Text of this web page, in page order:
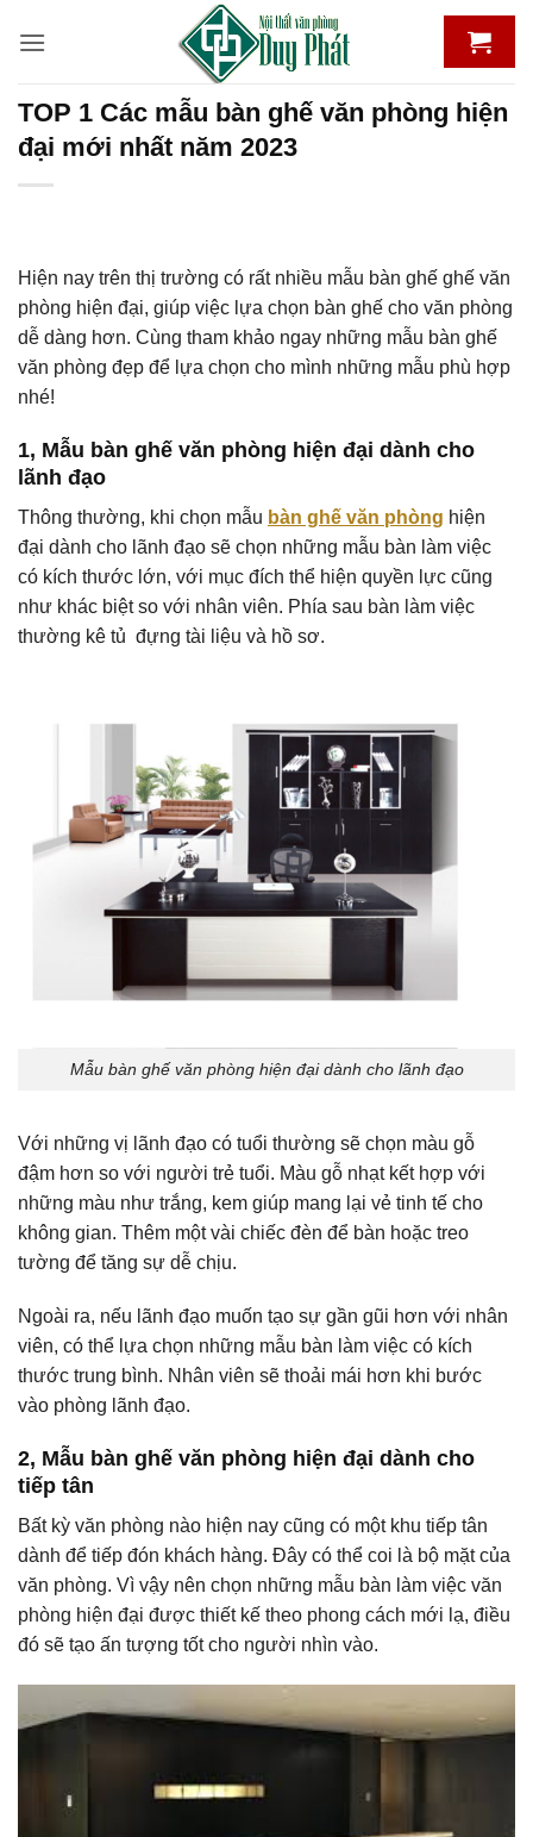
qua
dungTOP 1 Các mẫu bàn ghế văn phòng hiện
đại mới nhất năm 2023
Hiện nay trên thị trường có rất nhiều mẫu bàn ghế ghế văn
phòng hiện đại, giúp việc lựa chọn bàn ghế cho văn phòng
dễ dàng hơn. Cùng tham khảo ngay những mẫu bàn ghế
văn phòng đẹp để lựa chọn cho mình những mẫu phù hợp
nhé!
1, Mẫu bàn ghế văn phòng hiện đại dành cho
lãnh đạo
Thông thường, khi chọn mẫu bàn ghế văn phòng hiện
đại dành cho lãnh đạo sẽ chọn những mẫu bàn làm việc
có kích thước lớn, với mục đích thể hiện quyền lực cũng
như khác biệt so với nhân viên. Phía sau bàn làm việc
thường kê tủ đựng tài liệu và hồ sơ.
Mẫu bàn ghế văn phòng hiện đại dành cho lãnh đạo
Với những vị lãnh đạo có tuổi thường sẽ chọn màu gỗ
đậm hơn so với người trẻ tuổi. Màu gỗ nhạt kết hợp với
những màu như trắng, kem giúp mang lại vẻ tinh tế cho
không gian. Thêm một vài chiếc đèn để bàn hoặc treo
tường để tăng sự dễ chịu.
Ngoài ra, nếu lãnh đạo muốn tạo sự gần gũi hơn với nhân
viên, có thể lựa chọn những mẫu bàn làm việc có kích
thước trung bình. Nhân viên sẽ thoải mái hơn khi bước
vào phòng lãnh đạo.
2, Mẫu bàn ghế văn phòng hiện đại dành cho
tiếp tân
Bất kỳ văn phòng nào hiện nay cũng có một khu tiếp tân
dành để tiếp đón khách hàng. Đây có thể coi là bộ mặt của
văn phòng. Vì vậy nên chọn những mẫu bàn làm việc văn
phòng hiện đại được thiết kế theo phong cách mới lạ, điều
đó sẽ tạo ấn tượng tốt cho người nhìn vào.